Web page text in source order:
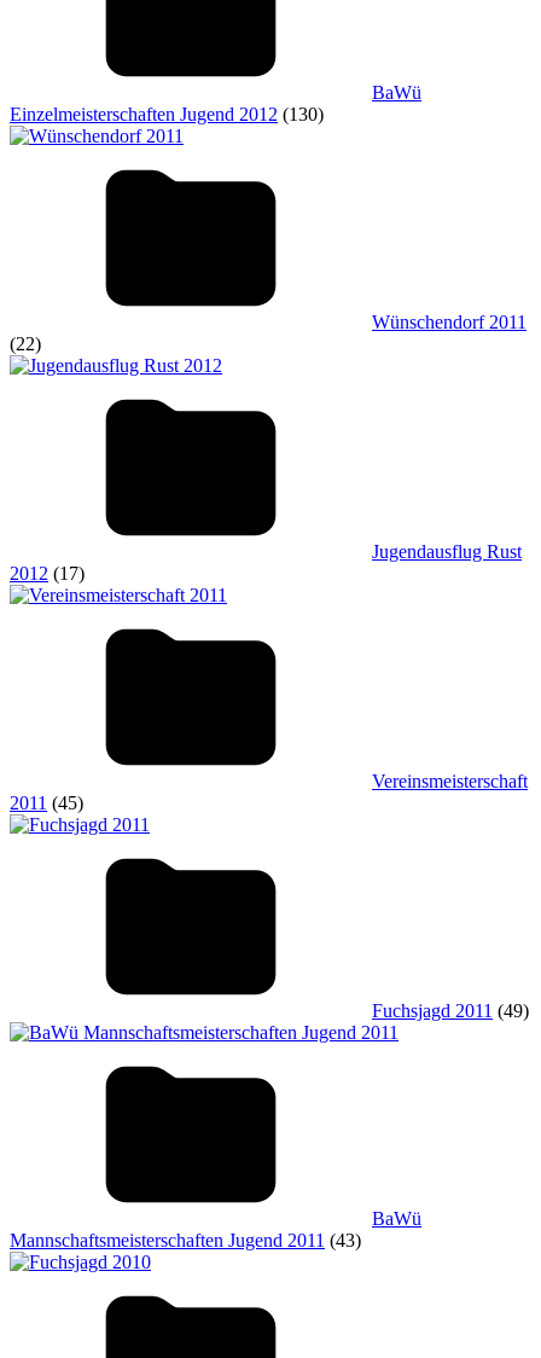
BaWü
Einzelmeisterschaften Jugend 2012 (130)
Wünschendorf 2011
(22)
Jugendausflug Rust
2012 (17)
Vereinsmeisterschaft
2011 (45)
Fuchsjagd 2011 (49)
BaWü
Mannschaftsmeisterschaften Jugend 2011 (43)